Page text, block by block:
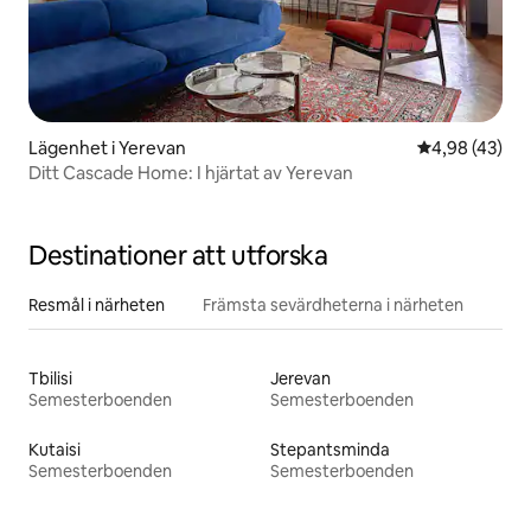
Lägenhet i Yerevan 4,98 av 5 i
4,98 (43)
Ditt Cascade Home: I hjärtat av Yerevan
Destinationer att utforska
Resmål i närheten Främsta sevärdheterna i närheten
Tbilisi
Semesterboenden
Jerevan
Semesterboenden
Kutaisi
Semesterboenden
Stepantsminda
Semesterboenden